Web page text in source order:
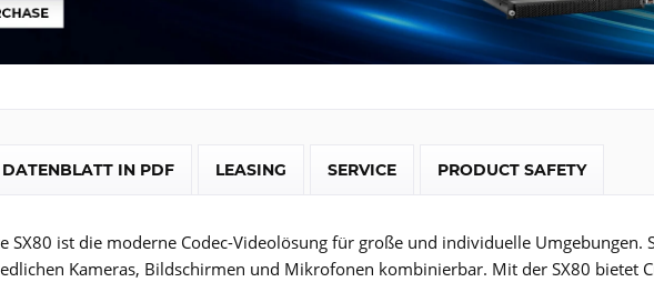
DATENBLATT IN PDF LEASING SERVICE PRODUCT SAFETY
SX80 ist die moderne Codec-Videolösung für große und individuelle Umgebungen.
Kameras, Bildschirmen und Mikrofonen kombinierbar. Mit der SX80 bietet